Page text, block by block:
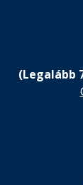
(Legalább